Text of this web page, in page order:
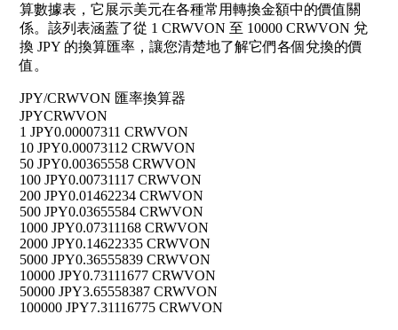
算數據表，它展示美元在各種常用轉換金額中的價值關
係。該列表涵蓋了從 1 CRWVON 至 10000 CRWVON 兌
換 JPY 的換算匯率，讓您清楚地了解它們各個兌換的價
值。
JPY/CRWVON 匯率換算器
JPYCRWVON
1 JPY0.00007311 CRWVON
10 JPY0.00073112 CRWVON
50 JPY0.00365558 CRWVON
100 JPY0.00731117 CRWVON
200 JPY0.01462234 CRWVON
500 JPY0.03655584 CRWVON
1000 JPY0.07311168 CRWVON
2000 JPY0.14622335 CRWVON
5000 JPY0.36555839 CRWVON
10000 JPY0.73111677 CRWVON
50000 JPY3.65558387 CRWVON
100000 JPY7.31116775 CRWVON